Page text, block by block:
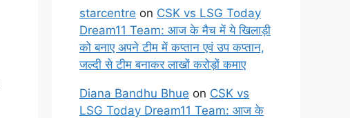
starcentre on CSK vs LSG Today
Dream11 Team: आज के मैच में ये खिलाड़ी
को बनाए अपने टीम में कप्तान एवं उप कप्तान,
जल्दी से टीम बनाकर लाखों करोड़ों कमाए
Diana Bandhu Bhue on CSK vs
LSG Today Dream11 Team: आज के